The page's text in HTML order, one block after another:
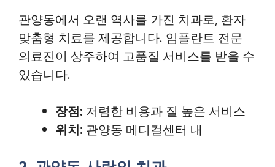
관양동에서 오랜 역사를 가진 치과로, 환자
맞춤형 치료를 제공합니다. 임플란트 전문
의료진이 상주하여 고품질 서비스를 받을 수
있습니다.
장점: 저렴한 비용과 질 높은 서비스
위치: 관양동 메디컬센터 내